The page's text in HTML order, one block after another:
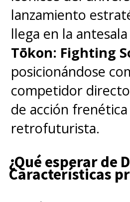
lanzamiento
llega en la
Tōkon: Fighting
posicionándose
competidor
de acción
retrofuturista.
¿Qué esperar de
Características